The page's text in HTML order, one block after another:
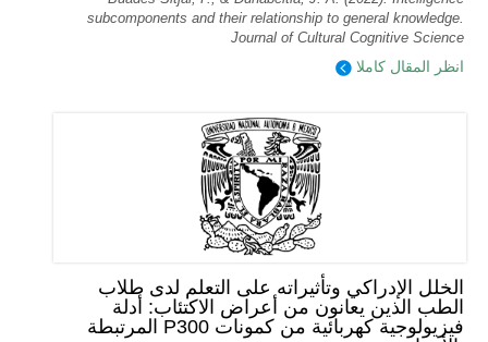
subcomponents and their relationship to general knowledge.
Journal of Cultural Cognitive Science
انظر المقال كاملا
الخلل الإدراكي وتأثيراته على التعلم لدى طلاب
الطب الذين يعانون من أعراض الاكتئاب: أدلة
فيزيولوجية كهربائية من كمونات P300 المرتبطة